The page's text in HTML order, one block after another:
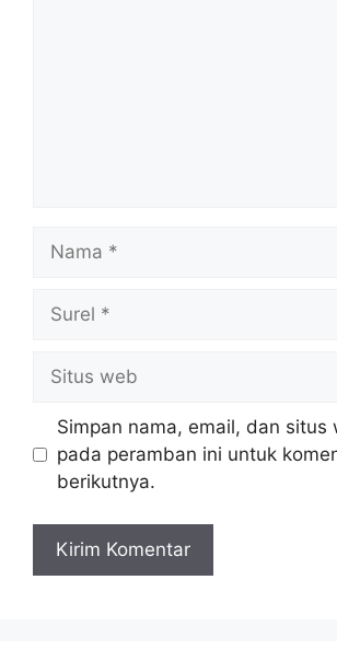
Nama
Surel
Situs
web
Simpan nama, email, dan situs
pada peramban ini untuk
berikutnya.